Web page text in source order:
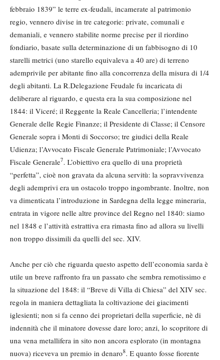
febbraio 1839” le terre ex-feudali, incamerate al patrimonio
regio, vennero divise in tre categorie: private, comunali e
demaniali, e vennero stabilite norme precise per il riordino
fondiario, basate sulla determinazione di un fabbisogno di 10
starelli metrici (uno starello equivaleva a 40 are) di terreno
ademprivile per abitante fino alla concorrenza della misura di 1/4
degli abitanti. La R.Delegazione Feudale fu incaricata di
deliberare al riguardo, e questa era la sua composizione nel
1844: il Viceré; il Reggente la Reale Cancelleria; l’intendente
Generale delle Regie Finanze; il Presidente di Classe; il Censore
Generale sopra i Monti di Soccorso; tre giudici della Reale
Udienza; l’Avvocato Fiscale Generale Patrimoniale; l’Avvocato
Fiscale Generale7. L’obiettivo era quello di una proprietà
“perfetta”, cioè non gravata da alcuna servitù: la sopravvivenza
degli ademprivi era un ostacolo troppo ingombrante. Inoltre, non
va dimenticata l’introduzione in Sardegna della legge mineraria,
entrata in vigore nelle altre province del Regno nel 1840: siamo
nel 1848 e l’attività estrattiva era rimasta fino ad allora su livelli
non troppo dissimili da quelli del sec. XIV.
Anche per ciò che riguarda questo aspetto dell’economia sarda è
utile un breve raffronto fra un passato che sembra remotissimo e
la situazione del 1848: il “Breve di Villa di Chiesa” del XIV sec.
regola in maniera dettagliata la coltivazione dei giacimenti
iglesienti; non si fa cenno dei proprietari della superficie, nè di
indennità che il minatore dovesse dare loro; anzi, lo scopritore di
una vena metallifera in sito non ancora esplorato (in montagna
nuova) riceveva un premio in denaro8. E quanto fosse fiorente